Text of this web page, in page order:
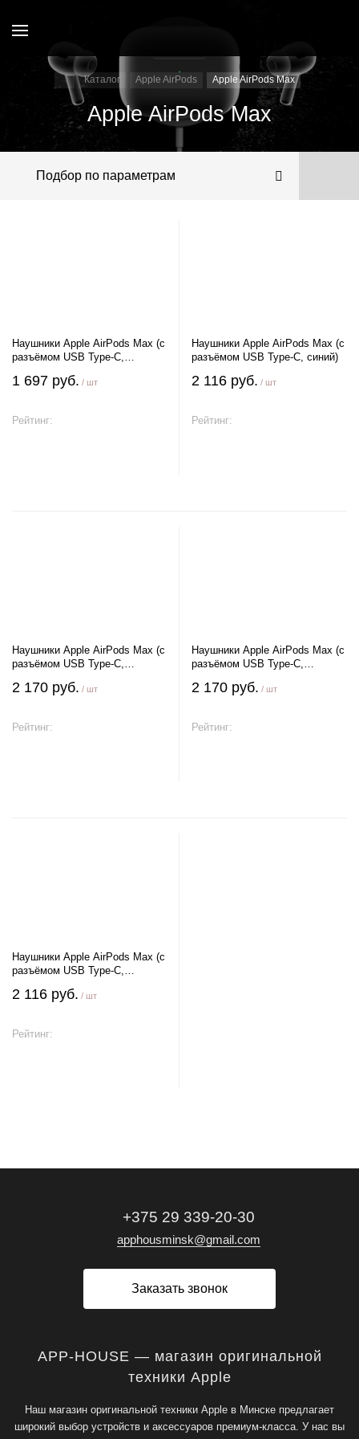
Каталог Apple AirPods Apple AirPods Max
Apple AirPods Max
Подбор по параметрам
Наушники Apple AirPods Max (с
разъёмом USB Type-C,
1 697 руб. / шт
Рейтинг:
Наушники Apple AirPods Max (с
разъёмом USB Type-C, синий)
2 116 руб. / шт
Рейтинг:
Наушники Apple AirPods Max (с
разъёмом USB Type-C,
2 170 руб. / шт
Рейтинг:
Наушники Apple AirPods Max (с
разъёмом USB Type-C,
2 170 руб. / шт
Рейтинг:
Наушники Apple AirPods Max (с
разъёмом USB Type-C,
2 116 руб. / шт
Рейтинг:
+375 29 339-20-30
apphousminsk@gmail.com
Заказать звонок
APP-HOUSE — магазин оригинальной
техники Apple
Наш магазин оригинальной техники Apple в Минске предлагает
широкий выбор устройств и аксессуаров премиум-класса. У нас вы